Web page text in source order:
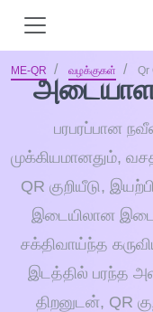
ME-QR வழக்குகள் Qr
பரபரப்பான
முக்கியமானதும்,
QR குறியீடு,
இடையிலான
சக்திவாய்ந்த
இடத்தில் பரந்த
திறனுடன், QR